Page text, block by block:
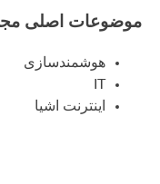
موضوعات اصلی
هوشمندسازی
IT
اینترنت اشیا